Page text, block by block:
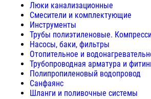
Люки канализационные
Cмесители и комплектующие
Инструменты
Трубы полиэтиленовые.
Насосы, баки, фильтры
Отопительное и
Трубопроводная арматура и
Полипропиленовый водопровод
Санфаянс
Шланги и поливочные системы